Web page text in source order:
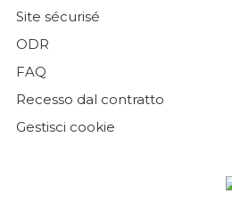
Site sécurisé
ODR
FAQ
Recesso dal contratto
Gestisci cookie